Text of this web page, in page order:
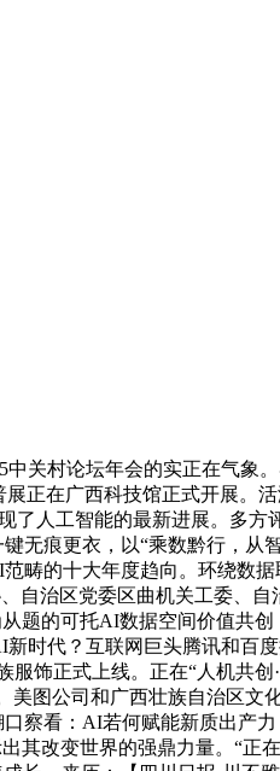
关村论坛年会的实正在气
在广西科技馆正式开展。
人工智能的最新进展。多
痕更衣，以“乘数黔行，从
的十大年度趋向。环绕数
自治区党委区曲机关工委、
的可托AI数据空间价值共
时代？互联网巨头腾讯和百
饰正式上线。正在“人机共创
图公司和广西壮族自治区
察看：AI若何赋能新质出产
其改变世界的强鼎力量。“正